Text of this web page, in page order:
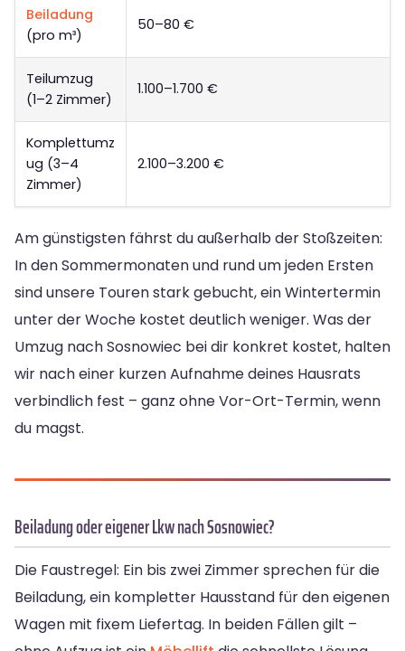
Beiladung
(pro m³)
50–80 €
Teilumzug
(1–2 Zimmer)
1.100–1.700 €
Komplettumz
ug (3–4
Zimmer)
2.100–3.200 €
Am günstigsten fährst du außerhalb der Stoßzeiten:
In den Sommermonaten und rund um jeden Ersten
sind unsere Touren stark gebucht, ein Wintertermin
unter der Woche kostet deutlich weniger. Was der
Umzug nach Sosnowiec bei dir konkret kostet, halten
wir nach einer kurzen Aufnahme deines Hausrats
verbindlich fest – ganz ohne Vor-Ort-Termin, wenn
du magst.
Beiladung oder eigener Lkw nach Sosnowiec?
Die Faustregel: Ein bis zwei Zimmer sprechen für die
Beiladung, ein kompletter Hausstand für den eigenen
Wagen mit fixem Liefertag. In beiden Fällen gilt –